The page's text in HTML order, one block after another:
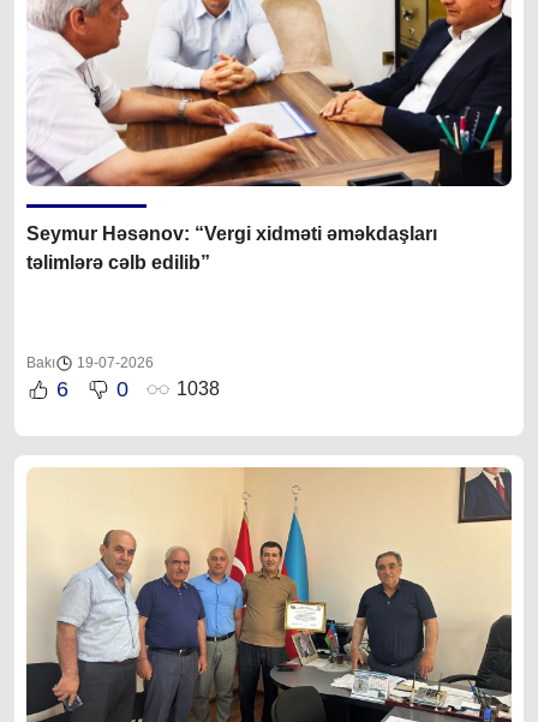
Seymur Həsənov: “Vergi xidməti əməkdaşları
təlimlərə cəlb edilib”
Bakı 19-07-2026
6 0 1038